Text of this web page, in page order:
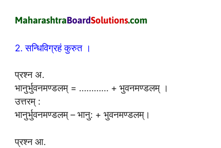
2. सन्धिविग्रहं कुरुत ।
प्रश्न अ.
भानुर्भुवनमण्डलम् = ………… + भुवनमण्डलम् ।
उत्तरम् :
भानुर्भुवनमण्डलम् – भानु: + भुवनमण्डलम्।
प्रश्न आ.